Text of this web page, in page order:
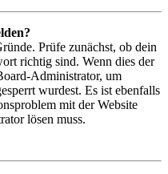
Prüfe zunächst, ob dein
richtig sind. Wenn dies der
Administrator, um
wurdest. Es ist ebenfalls
mit der Website
lösen muss.